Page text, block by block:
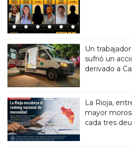
Un
sufrió un
derivado a
La Rioja,
mayor
cada tres